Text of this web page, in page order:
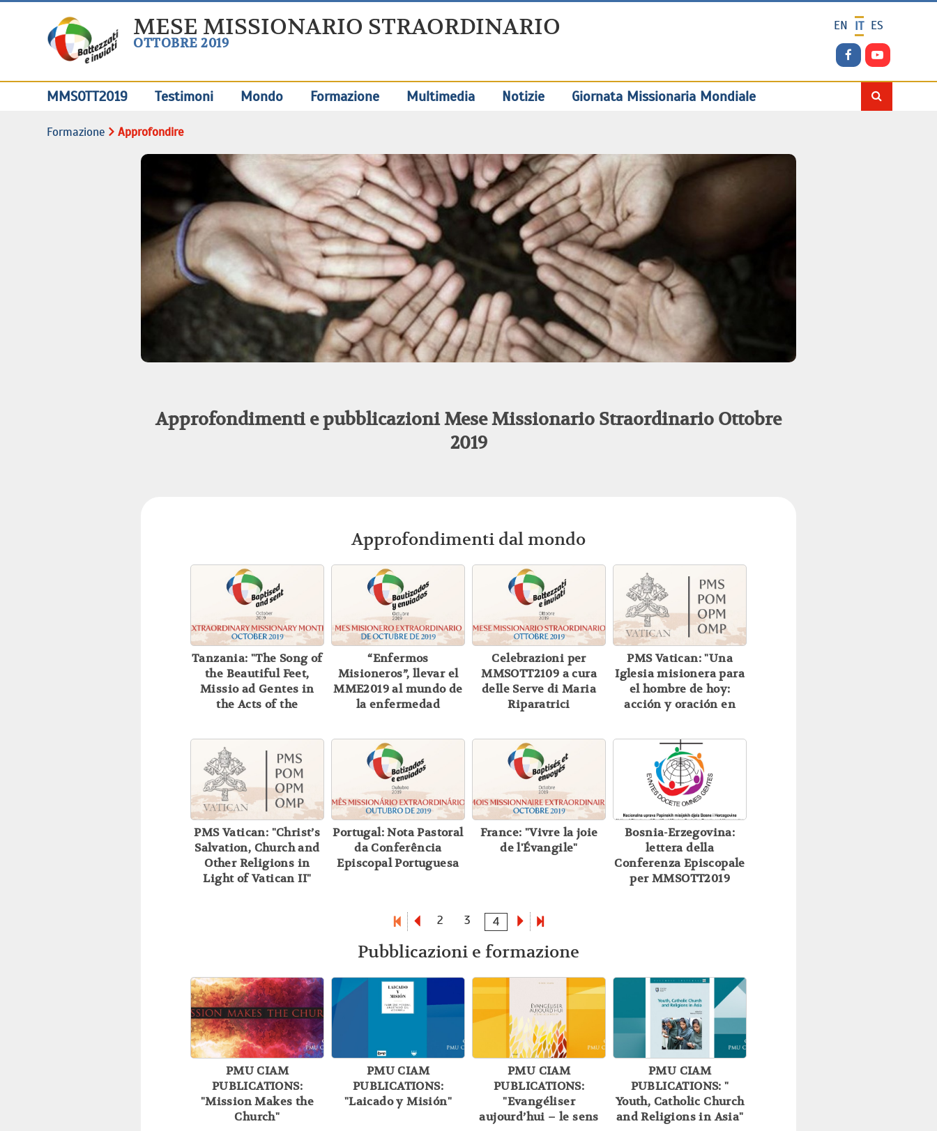
MESE MISSIONARIO STRAORDINARIO
OTTOBRE 2019
EN IT ES
MMSOTT2019 Testimoni Mondo Formazione Multimedia Notizie Giornata Missionaria Mondiale
Formazione Approfondire
Approfondimenti e pubblicazioni Mese Missionario Straordinario Ottobre
2019
Approfondimenti dal mondo
Tanzania: "The Song of
the Beautiful Feet,
Missio ad Gentes in
the Acts of the
“Enfermos
Misioneros”, llevar el
MME2019 al mundo de
la enfermedad
Celebrazioni per
MMSOTT2109 a cura
delle Serve di Maria
Riparatrici
PMS Vatican: "Una
Iglesia misionera para
el hombre de hoy:
acción y oración en
Pontificias"
PMS Vatican: "Christ’s
Salvation, Church and
Other Religions in
Light of Vatican II"
Portugal: Nota Pastoral
da Conferência
Episcopal Portuguesa
France: "Vivre la joie
de l'Évangile"
Bosnia-Erzegovina:
lettera della
Conferenza Episcopale
per MMSOTT2019
2 3 4
Pubblicazioni e formazione
PMU CIAM
PUBLICATIONS:
"Mission Makes the
Church"
PMU CIAM
PUBLICATIONS:
"Laicado y Misión"
PMU CIAM
PUBLICATIONS:
"Evangéliser
aujourd’hui – le sens
PMU CIAM
PUBLICATIONS: "
Youth, Catholic Church
and Religions in Asia"